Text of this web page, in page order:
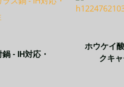
- IH対応・
ホウケイ
クキ